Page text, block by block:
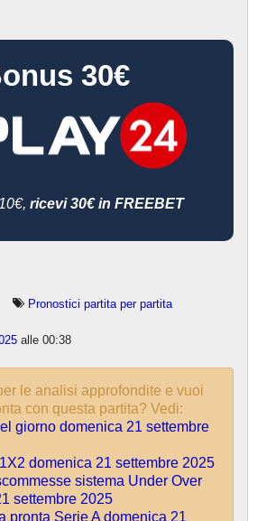
30€
ricevi 30€ in FREEBET
Pronostici partita per partita
alle 00:38
le analisi approfondite e vuoi
con questa partita? Vedi:
giorno domenica 21 settembre
domenica 21 settembre 2025
sistema Under Over
settembre 2025
pronta Serie A domenica 21